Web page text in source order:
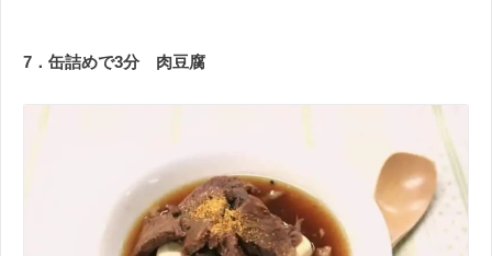
7． 缶詰めで3分 肉豆腐